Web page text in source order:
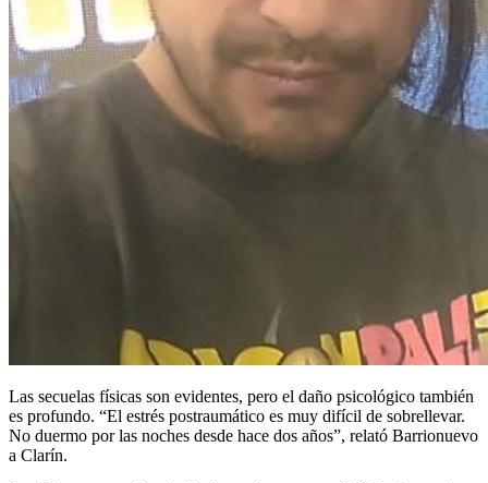
Las secuelas físicas son evidentes, pero el daño psicológico también
es profundo. “El estrés postraumático es muy difícil de sobrellevar.
No duermo por las noches desde hace dos años”, relató Barrionuevo
a Clarín.